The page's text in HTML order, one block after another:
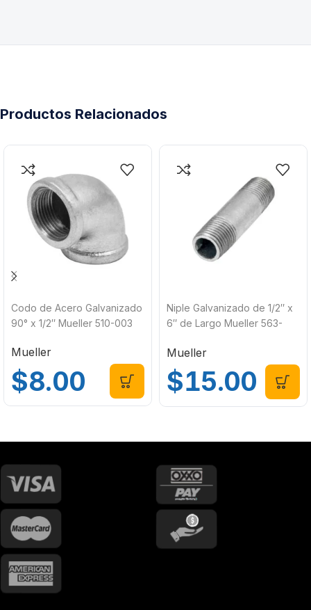
Productos Relacionados
Codo de Acero Galvanizado
90° x 1/2″ Mueller 510-003
Mueller
$8.00
Niple Galvanizado de 1/2″ x
6″ de Largo Mueller 563-
Mueller
$15.00